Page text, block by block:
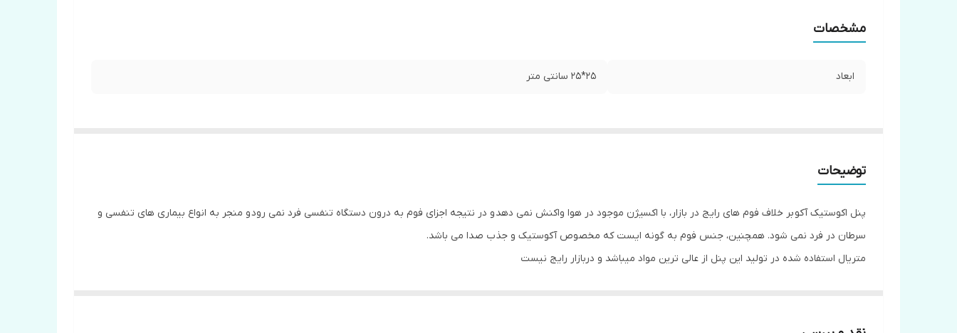
مشخصات
ابعاد 25*25 سانتی متر
توضیحات
پنل اکوستیک آکو بر خلاف فوم های رایج در بازار، با اکسیژن موجود در هوا واکنش نمی دهد و در نتیجه اجزای فوم به درون دستگاه تنفسی فرد نمی رود و منجر به انواع بیماری های تنفسی و
سرطان در فرد نمی شود. همچنین، جنس فوم به گونه ایست که مخصوص آکوستیک و جذب صدا می باشد.
متریال استفاده شده در تولید این پنل از عالی ترین مواد میباشد و دربازار رایج نیست